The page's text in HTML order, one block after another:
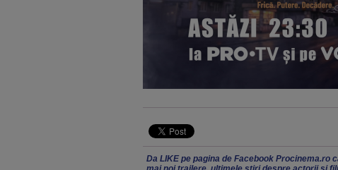
Da LIKE pe pagina de Facebook Procinema.ro